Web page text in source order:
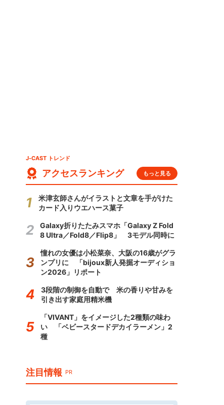
J-CAST トレンド
アクセスランキング もっと見る
米津玄師さんがイラストと文章を手がけた
カード入りウエハース菓子
Galaxy折りたたみスマホ「Galaxy Z Fold
8 Ultra／Fold8／Flip8」 3モデル同時に
憧れの女優は小松菜奈、大阪の16歳がグラ
ンプリに 「bijoux新人発掘オーディショ
ン2026」リポート
3段階の制御を自動で 米の香りや甘みを
引き出す家庭用精米機
「VIVANT」をイメージした2種類の味わ
い 「ベビースタードデカイラーメン」2
種
注目情報 PR